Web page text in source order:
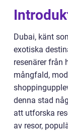
Dubai, känt
exotiska
resenärer från
mångfald,
denna stad
att utforska
av resor,